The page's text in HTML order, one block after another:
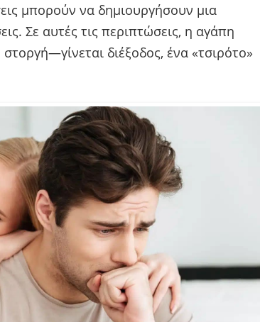
μπορούν να δημιουργήσουν μια
Σε αυτές τις περιπτώσεις, η αγάπη
διέξοδος, ένα «τσιρότο»